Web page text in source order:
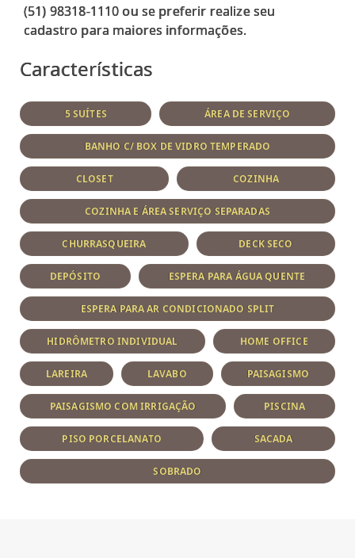
(51) 98318-1110 ou se preferir realize seu
Características
5 SUÍTES ÁREA DE SERVIÇO
BANHO C/ BOX DE VIDRO TEMPERADO
CLOSET COZINHA
COZINHA E ÁREA SERVIÇO SEPARADAS
CHURRASQUEIRA DECK SECO
DEPÓSITO ESPERA PARA ÁGUA QUENTE
ESPERA PARA AR CONDICIONADO SPLIT
HIDRÔMETRO INDIVIDUAL HOME OFFICE
LAREIRA LAVABO PAISAGISMO
PAISAGISMO COM IRRIGAÇÃO PISCINA
PISO PORCELANATO SACADA
SOBRADO